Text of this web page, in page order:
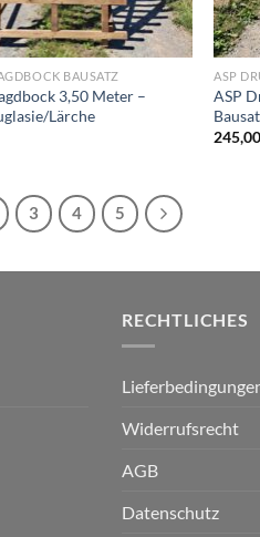
BAUSATZ
3,50 Meter –
Lärche
ASP
ASP
3 4 5
RECHTLICHES
Widerrufsrecht
AGB
Datenschutz